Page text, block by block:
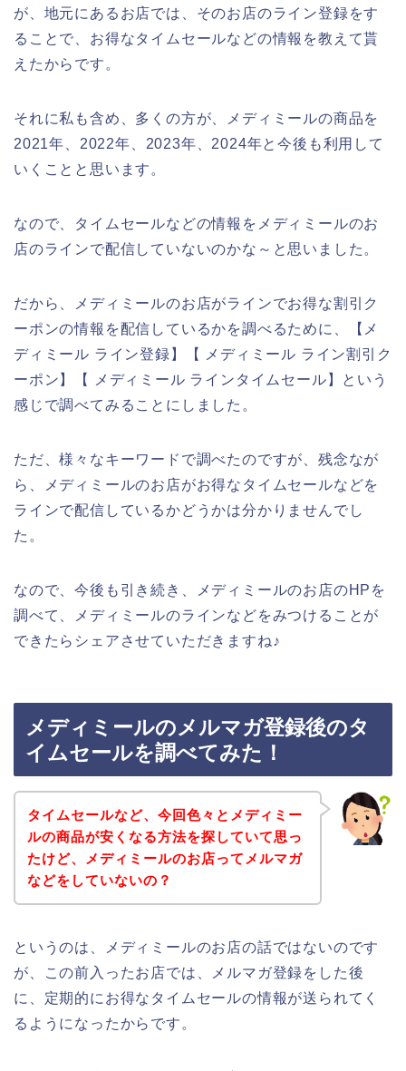
が、地元にあるお店では、そのお店のライン登録をす
ることで、お得なタイムセールなどの情報を教えて貰
えたからです。
それに私も含め、多くの方が、メディミールの商品を
2021年、2022年、2023年、2024年と今後も利用して
いくことと思います。
なので、タイムセールなどの情報をメディミールのお
店のラインで配信していないのかな～と思いました。
だから、メディミールのお店がラインでお得な割引ク
ーポンの情報を配信しているかを調べるために、【メ
ディミール ライン登録】【 メディミール ライン割引ク
ーポン】【 メディミール ラインタイムセール】という
感じで調べてみることにしました。
ただ、様々なキーワードで調べたのですが、残念なが
ら、メディミールのお店がお得なタイムセールなどを
ラインで配信しているかどうかは分かりませんでし
た。
なので、今後も引き続き、メディミールのお店のHPを
調べて、メディミールのラインなどをみつけることが
できたらシェアさせていただきますね♪
メディミールのメルマガ登録後のタ
イムセールを調べてみた！
タイムセールなど、今回色々とメディミー
ルの商品が安くなる方法を探していて思っ
たけど、メディミールのお店ってメルマガ
などをしていないの？
というのは、メディミールのお店の話ではないのです
が、この前入ったお店では、メルマガ登録をした後
に、定期的にお得なタイムセールの情報が送られてく
るようになったからです。